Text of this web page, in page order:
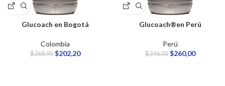
Glucoach en Bogotá
Colombia
$268,90 $202,20
Glucoach®en Perú
Perú
$346,00 $260,00